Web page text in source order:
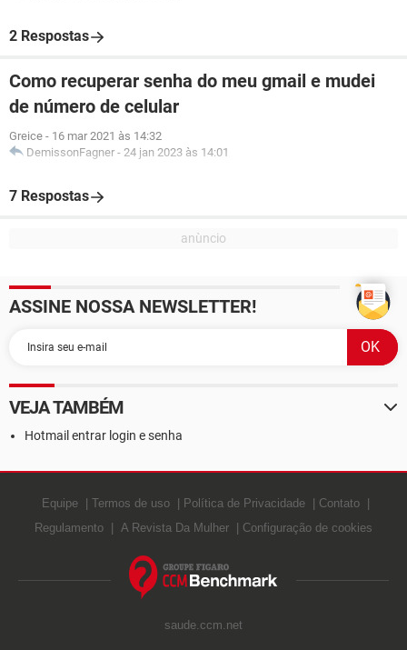
2 Respostas
Como recuperar senha do meu gmail e mudei
de número de celular
Greice - 16 mar 2021 às 14:32
DemissonFagner - 24 jan 2023 às 14:01
7 Respostas
ASSINE NOSSA NEWSLETTER!
VEJA TAMBÉM
Hotmail entrar login e senha
Equipe Termos de uso Política de Privacidade
Contato
Regulamento
A Revista Da Mulher Configuração de cookies
saude.ccm.net